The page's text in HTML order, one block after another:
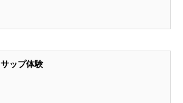
サップ体験